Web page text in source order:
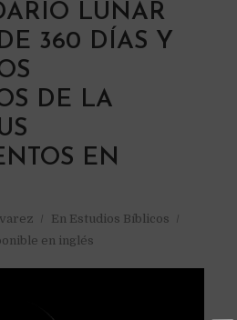
LUNAR
360 DÍAS Y
DE LA
EN
En Estudios Bíblicos
en inglés